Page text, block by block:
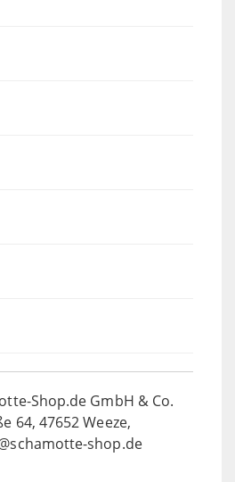
Shop.de GmbH & Co.
64, 47652 Weeze,
shop.de